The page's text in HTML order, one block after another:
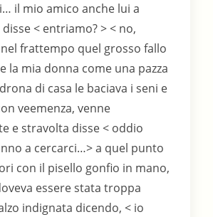
il mio amico anche lui a
< entriamo? > < no,
frattempo quel grosso fallo
la mia donna come una pazza
di casa le baciava i seni e
veemenza, venne
e stravolta disse < oddio
a cercarci…> a quel punto
con il pisello gonfio in mano,
essere stata troppa
indignata dicendo, < io